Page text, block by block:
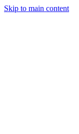
Skip to main content